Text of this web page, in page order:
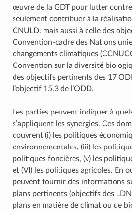
œuvre de la GDT pour lutter
seulement contribuer à la
CNULD, mais aussi à celle des
Convention-cadre des Nations
changements climatiques
Convention sur la diversité
des objectifs pertinents des 17
l’objectif 15.3 de l’ODD.
Les parties peuvent indiquer à
s’appliquent les synergies. Ces
couvrent (i) les politiques
environnementales, (iii) les
politiques foncières, (v) les
et (VI) les politiques agricoles. En
peuvent fournir des informations
plans pertinents (objectifs des
plans en matière de climat ou de